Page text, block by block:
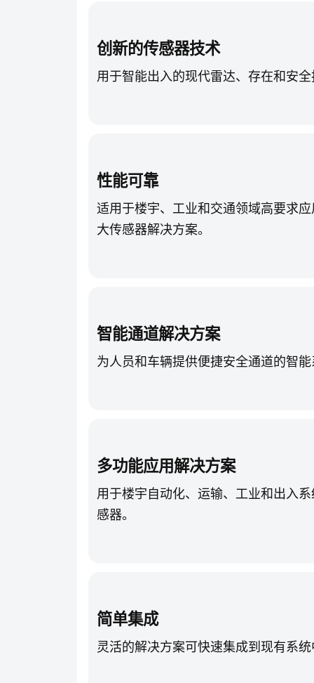
创新的传感器技术
用于智能出入的现代雷达、存在和安
性能可靠
适用于楼宇、工业和交通领域高要求
大传感器解决方案。
智能通道解决方案
为人员和车辆提供便捷安全通道的智
多功能应用解决方案
用于楼宇自动化、运输、工业和出入
感器。
简单集成
灵活的解决方案可快速集成到现有系